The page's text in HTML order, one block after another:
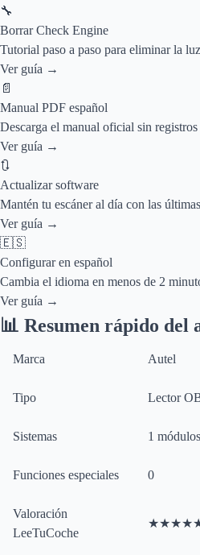
🔧
Borrar Check Engine
Tutorial paso a paso para eliminar la
Ver guía →
📄
Manual PDF español
Descarga el manual oficial sin registros
Ver guía →
🔃
Actualizar software
Mantén tu escáner al día con las
Ver guía →
🇪🇸
Configurar en español
Cambia el idioma en menos de 2
Ver guía →
📊 Resumen rápido del
Marca Autel
Tipo Lector
Sistemas 1
Funciones especiales 0
Valoración
LeeTuCoche
★★★★